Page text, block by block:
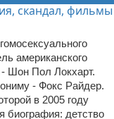
американского
Шон Пол Локхарт.
- Фокс Райдер.
в 2005 году
биография: детство